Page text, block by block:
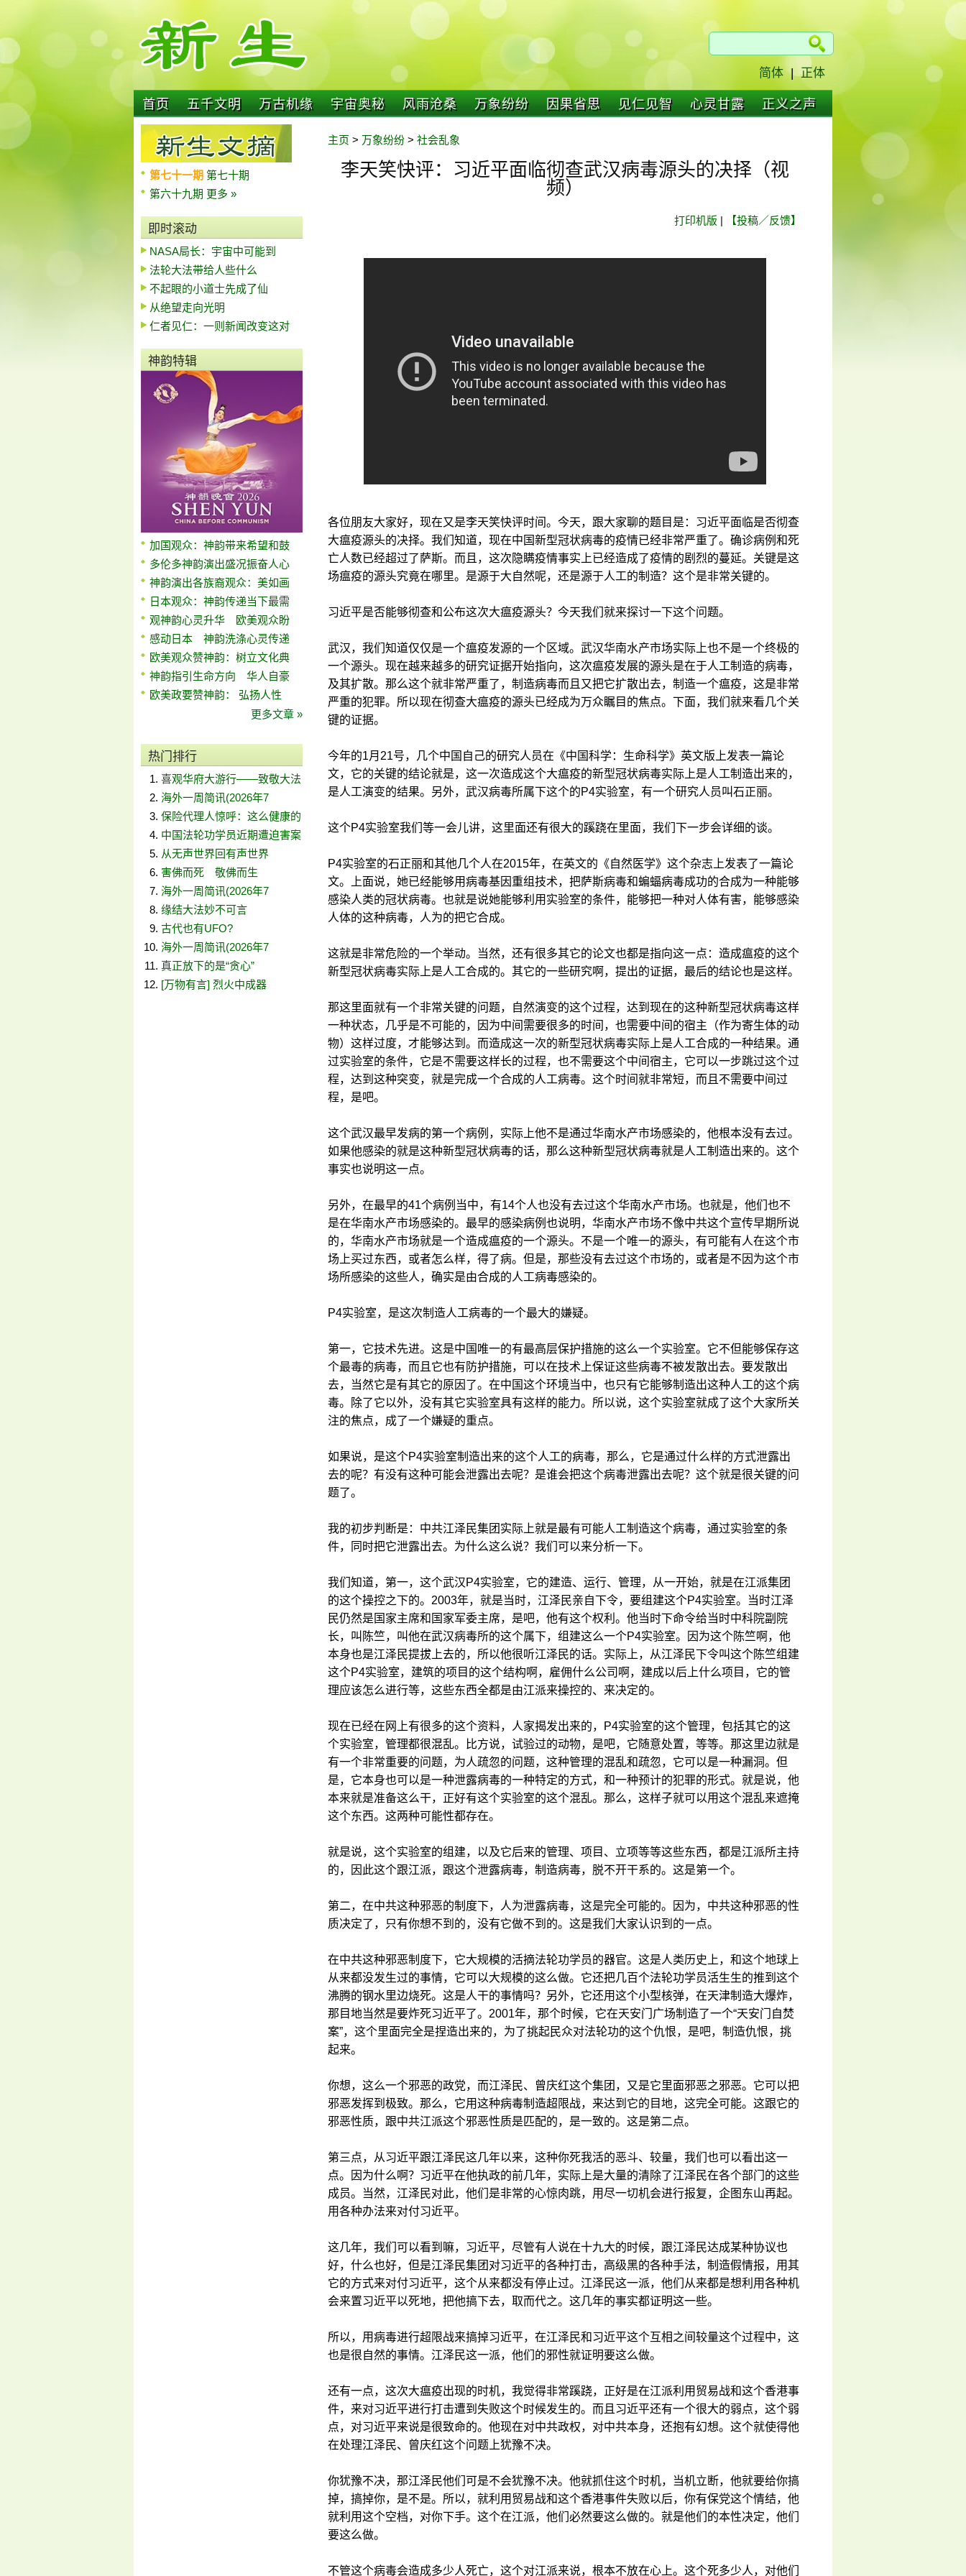
简体 | 正体
首页 五千文明 万古机缘 宇宙奥秘 风雨沧桑 万象纷纷 因果省思 见仁见智 心灵甘露 正义之声
第七十一期 第七十期
第六十九期 更多 »
即时滚动
NASA局长：宇宙中可能到
法轮大法带给人些什么
不起眼的小道士先成了仙
从绝望走向光明
仁者见仁：一则新闻改变这对
神韵特辑
加国观众：神韵带来希望和鼓
多伦多神韵演出盛况振奋人心
神韵演出各族裔观众：美如画
日本观众：神韵传递当下最需
观神韵心灵升华 欧美观众盼
感动日本 神韵洗涤心灵传递
欧美观众赞神韵：树立文化典
神韵指引生命方向 华人自豪
欧美政要赞神韵： 弘扬人性
更多文章 »
热门排行
喜观华府大游行——致敬大法
海外一周简讯(2026年7
保险代理人惊呼：这么健康的
中国法轮功学员近期遭迫害案
从无声世界回有声世界
害佛而死 敬佛而生
海外一周简讯(2026年7
缘结大法妙不可言
古代也有UFO?
海外一周简讯(2026年7
真正放下的是“贪心”
[万物有言] 烈火中成器
主页 > 万象纷纷 > 社会乱象
李天笑快评：习近平面临彻查武汉病毒源头的决择（视
频）
打印机版 | 【投稿／反馈】
各位朋友大家好，现在又是李天笑快评时间。今天，跟大家聊的题目是：习近平面临是否彻查
大瘟疫源头的决择。我们知道，现在中国新型冠状病毒的疫情已经非常严重了。确诊病例和死
亡人数已经超过了萨斯。而且，这次隐瞒疫情事实上已经造成了疫情的剧烈的蔓延。关键是这
场瘟疫的源头究竟在哪里。是源于大自然呢，还是源于人工的制造？这个是非常关键的。
习近平是否能够彻查和公布这次大瘟疫源头？今天我们就来探讨一下这个问题。
武汉，我们知道仅仅是一个瘟疫发源的一个区域。武汉华南水产市场实际上也不是一个终极的
一个源头。现在越来越多的研究证据开始指向，这次瘟疫发展的源头是在于人工制造的病毒，
及其扩散。那么这个就非常严重了，制造病毒而且又把它扩散出去，制造一个瘟疫，这是非常
严重的犯罪。所以现在彻查大瘟疫的源头已经成为万众瞩目的焦点。下面，我们就来看几个关
键的证据。
今年的1月21号，几个中国自己的研究人员在《中国科学：生命科学》英文版上发表一篇论
文，它的关键的结论就是，这一次造成这个大瘟疫的新型冠状病毒实际上是人工制造出来的，
是人工演变的结果。另外，武汉病毒所属下这个的P4实验室，有一个研究人员叫石正丽。
这个P4实验室我们等一会儿讲，这里面还有很大的蹊跷在里面，我们下一步会详细的谈。
P4实验室的石正丽和其他几个人在2015年，在英文的《自然医学》这个杂志上发表了一篇论
文。上面说，她已经能够用病毒基因重组技术，把萨斯病毒和蝙蝠病毒成功的合成为一种能够
感染人类的冠状病毒。也就是说她能够利用实验室的条件，能够把一种对人体有害，能够感染
人体的这种病毒，人为的把它合成。
这就是非常危险的一个举动。当然，还有很多其它的论文也都是指向这一点：造成瘟疫的这个
新型冠状病毒实际上是人工合成的。其它的一些研究啊，提出的证据，最后的结论也是这样。
那这里面就有一个非常关键的问题，自然演变的这个过程，达到现在的这种新型冠状病毒这样
一种状态，几乎是不可能的，因为中间需要很多的时间，也需要中间的宿主（作为寄生体的动
物）这样过度，才能够达到。而造成这一次的新型冠状病毒实际上是人工合成的一种结果。通
过实验室的条件，它是不需要这样长的过程，也不需要这个中间宿主，它可以一步跳过这个过
程，达到这种突变，就是完成一个合成的人工病毒。这个时间就非常短，而且不需要中间过
程，是吧。
这个武汉最早发病的第一个病例，实际上他不是通过华南水产市场感染的，他根本没有去过。
如果他感染的就是这种新型冠状病毒的话，那么这种新型冠状病毒就是人工制造出来的。这个
事实也说明这一点。
另外，在最早的41个病例当中，有14个人也没有去过这个华南水产市场。也就是，他们也不
是在华南水产市场感染的。最早的感染病例也说明，华南水产市场不像中共这个宣传早期所说
的，华南水产市场就是一个造成瘟疫的一个源头。不是一个唯一的源头，有可能有人在这个市
场上买过东西，或者怎么样，得了病。但是，那些没有去过这个市场的，或者是不因为这个市
场所感染的这些人，确实是由合成的人工病毒感染的。
P4实验室，是这次制造人工病毒的一个最大的嫌疑。
第一，它技术先进。这是中国唯一的有最高层保护措施的这么一个实验室。它不但能够保存这
个最毒的病毒，而且它也有防护措施，可以在技术上保证这些病毒不被发散出去。要发散出
去，当然它是有其它的原因了。在中国这个环境当中，也只有它能够制造出这种人工的这个病
毒。除了它以外，没有其它实验室具有这样的能力。所以说，这个实验室就成了这个大家所关
注的焦点，成了一个嫌疑的重点。
如果说，是这个P4实验室制造出来的这个人工的病毒，那么，它是通过什么样的方式泄露出
去的呢？有没有这种可能会泄露出去呢？是谁会把这个病毒泄露出去呢？这个就是很关键的问
题了。
我的初步判断是：中共江泽民集团实际上就是最有可能人工制造这个病毒，通过实验室的条
件，同时把它泄露出去。为什么这么说？我们可以来分析一下。
我们知道，第一，这个武汉P4实验室，它的建造、运行、管理，从一开始，就是在江派集团
的这个操控之下的。2003年，就是当时，江泽民亲自下令，要组建这个P4实验室。当时江泽
民仍然是国家主席和国家军委主席，是吧，他有这个权利。他当时下命令给当时中科院副院
长，叫陈竺，叫他在武汉病毒所的这个属下，组建这么一个P4实验室。因为这个陈竺啊，他
本身也是江泽民提拔上去的，所以他很听江泽民的话。实际上，从江泽民下令叫这个陈竺组建
这个P4实验室，建筑的项目的这个结构啊，雇佣什么公司啊，建成以后上什么项目，它的管
理应该怎么进行等，这些东西全都是由江派来操控的、来决定的。
现在已经在网上有很多的这个资料，人家揭发出来的，P4实验室的这个管理，包括其它的这
个实验室，管理都很混乱。比方说，试验过的动物，是吧，它随意处置，等等。那这里边就是
有一个非常重要的问题，为人疏忽的问题，这种管理的混乱和疏忽，它可以是一种漏洞。但
是，它本身也可以是一种泄露病毒的一种特定的方式，和一种预计的犯罪的形式。就是说，他
本来就是准备这么干，正好有这个实验室的这个混乱。那么，这样子就可以用这个混乱来遮掩
这个东西。这两种可能性都存在。
就是说，这个实验室的组建，以及它后来的管理、项目、立项等等这些东西，都是江派所主持
的，因此这个跟江派，跟这个泄露病毒，制造病毒，脱不开干系的。这是第一个。
第二，在中共这种邪恶的制度下，人为泄露病毒，这是完全可能的。因为，中共这种邪恶的性
质决定了，只有你想不到的，没有它做不到的。这是我们大家认识到的一点。
在中共这种邪恶制度下，它大规模的活摘法轮功学员的器官。这是人类历史上，和这个地球上
从来都没发生过的事情，它可以大规模的这么做。它还把几百个法轮功学员活生生的推到这个
沸腾的钢水里边烧死。这是人干的事情吗？另外，它还用这个小型核弹，在天津制造大爆炸，
那目地当然是要炸死习近平了。2001年，那个时候，它在天安门广场制造了一个“天安门自焚
案”，这个里面完全是捏造出来的，为了挑起民众对法轮功的这个仇恨，是吧，制造仇恨，挑
起来。
你想，这么一个邪恶的政党，而江泽民、曾庆红这个集团，又是它里面邪恶之邪恶。它可以把
邪恶发挥到极致。那么，它用这种病毒制造超限战，来达到它的目地，这完全可能。这跟它的
邪恶性质，跟中共江派这个邪恶性质是匹配的，是一致的。这是第二点。
第三点，从习近平跟江泽民这几年以来，这种你死我活的恶斗、较量，我们也可以看出这一
点。因为什么啊？习近平在他执政的前几年，实际上是大量的清除了江泽民在各个部门的这些
成员。当然，江泽民对此，他们是非常的心惊肉跳，用尽一切机会进行报复，企图东山再起。
用各种办法来对付习近平。
这几年，我们可以看到嘛，习近平，尽管有人说在十九大的时候，跟江泽民达成某种协议也
好，什么也好，但是江泽民集团对习近平的各种打击，高级黑的各种手法，制造假情报，用其
它的方式来对付习近平，这个从来都没有停止过。江泽民这一派，他们从来都是想利用各种机
会来置习近平以死地，把他搞下去，取而代之。这几年的事实都证明这一些。
所以，用病毒进行超限战来搞掉习近平，在江泽民和习近平这个互相之间较量这个过程中，这
也是很自然的事情。江泽民这一派，他们的邪性就证明要这么做。
还有一点，这次大瘟疫出现的时机，我觉得非常蹊跷，正好是在江派利用贸易战和这个香港事
件，来对习近平进行打击遭到失败这个时候发生的。而且习近平还有一个很大的弱点，这个弱
点，对习近平来说是很致命的。他现在对中共政权，对中共本身，还抱有幻想。这个就使得他
在处理江泽民、曾庆红这个问题上犹豫不决。
你犹豫不决，那江泽民他们可是不会犹豫不决。他就抓住这个时机，当机立断，他就要给你搞
掉，搞掉你，是不是。所以，就利用贸易战和这个香港事件失败以后，你有保党这个情结，他
就利用这个空档，对你下手。这个在江派，他们必然要这么做的。就是他们的本性决定，他们
要这么做。
不管这个病毒会造成多少人死亡，这个对江派来说，根本不放在心上。这个死多少人，对他们